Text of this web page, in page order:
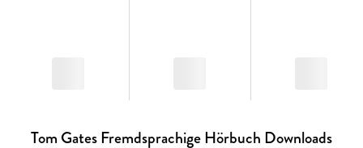
Tom Gates Fremdsprachige Hörbuch Downloads